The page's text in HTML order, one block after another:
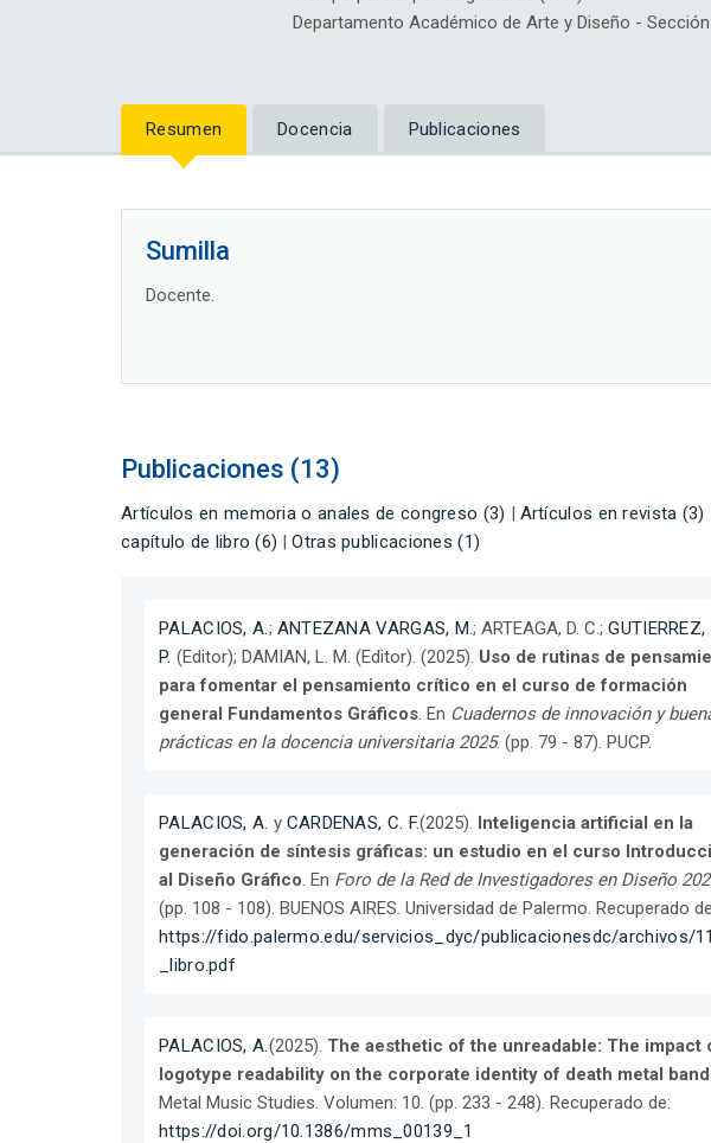
Departamento Académico de Arte y Diseño -
Resumen Docencia Publicaciones
Sumilla
Docente.
Publicaciones (13)
Artículos en memoria o anales de congreso (3) | Artículos en revista (3)
capítulo de libro (6) |Otras publicaciones (1)
PALACIOS, A. ; ANTEZANA VARGAS, M.; ARTEAGA, D. C.;GUTIERREZ,
P. (Editor); DAMIAN, L. M. (Editor). (2025). Uso de rutinas de
para fomentar el pensamiento crítico en el curso de formación
general Fundamentos Gráficos . En Cuadernos de innovación y
prácticas en la docencia universitaria 2025. (pp. 79 - 87). PUCP.
PALACIOS, A. y CARDENAS, C. F.(2025). Inteligencia artificial en la
generación de síntesis gráficas: un estudio en el curso
al Diseño Gráfico . En Foro de la Red de Investigadores en Diseño
(pp. 108 - 108). BUENOS AIRES. Universidad de Palermo. Recuperado
https://fido.palermo.edu/servicios_dyc/publicacionesdc/archivos/
_libro.pdf
PALACIOS, A. (2025). The aesthetic of the unreadable: The impact
logotype readability on the corporate identity of death metal
Metal Music Studies. Volumen: 10. (pp. 233 - 248). Recuperado de:
https://doi.org/10.1386/mms_00139_1